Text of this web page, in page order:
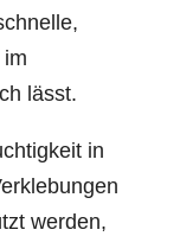
lässt.
in
werden,